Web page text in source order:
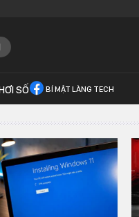
SỐ BÍ MẬT LÀNG TECH